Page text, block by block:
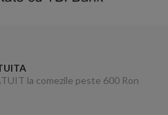
la comezile peste 600 Ron